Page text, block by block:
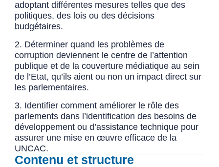
adoptant différentes mesures telles que des
politiques, des lois ou des décisions
budgétaires.
2. Déterminer quand les problèmes de
corruption deviennent le centre de l’attention
publique et de la couverture médiatique au sein
de l’Etat, qu’ils aient ou non un impact direct sur
les parlementaires.
3. Identifier comment améliorer le rôle des
parlements dans l’identification des besoins de
développement ou d’assistance technique pour
assurer une mise en œuvre efficace de la
UNCAC.
Contenu et structure